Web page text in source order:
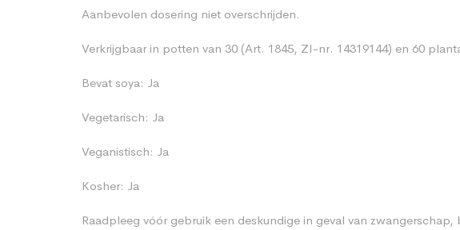
Aanbevolen dosering niet overschrijden.
Verkrijgbaar in potten van 30 (Art. 1845, ZI-nr. 14319144) en 60
Bevat soya: Ja
Vegetarisch: Ja
Veganistisch: Ja
Kosher: Ja
Raadpleeg vóór gebruik een deskundige in geval van